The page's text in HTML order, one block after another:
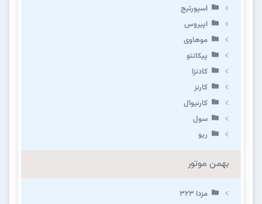
اسپورتیج
اپیروس
موهاوی
پیکانتو
کادنزا
کارنز
کارنیوال
سول
ریو
بهمن موتور
مزدا ۳۲۳